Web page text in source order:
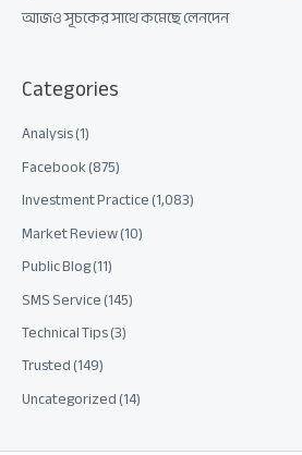
আজও সূচকের সাথে কমেছে লেনদেন
Categories
Analysis(1)
Facebook(875)
Investment Practice(1,083)
Market Review(10)
Public Blog(11)
SMS Service(145)
Technical Tips(3)
Trusted(149)
Uncategorized(14)